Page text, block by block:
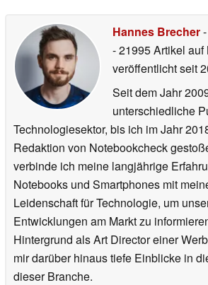
Hannes Brecher
- 21995 Artikel
veröffentlichtseit
Seit dem Jahr
unterschiedliche
Technologiesektor, bis ich im Jahr
Redaktion von Notebookcheck
verbinde ich meine langjährige
Notebooks und Smartphones mit
Leidenschaft für Technologie, um
Entwicklungen am Markt zu
Hintergrund als Art Director einer
mir darüber hinaus tiefe Einblicke in
dieser Branche.